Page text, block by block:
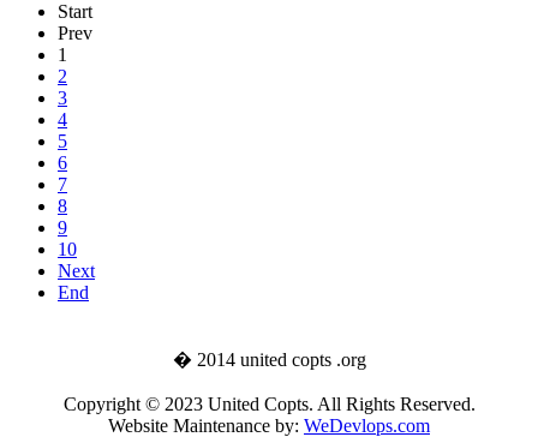
Start
Prev
1
2
3
4
5
6
7
8
9
10
Next
End
� 2014 united copts .org
Copyright © 2023 United Copts. All Rights Reserved.
Website Maintenance by: WeDevlops.com